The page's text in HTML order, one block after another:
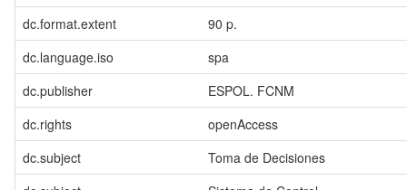
dc.format.extent
90 p.
dc.language.iso
spa
dc.publisher
ESPOL. FCNM
dc.rights
openAccess
dc.subject
Toma de Decisiones